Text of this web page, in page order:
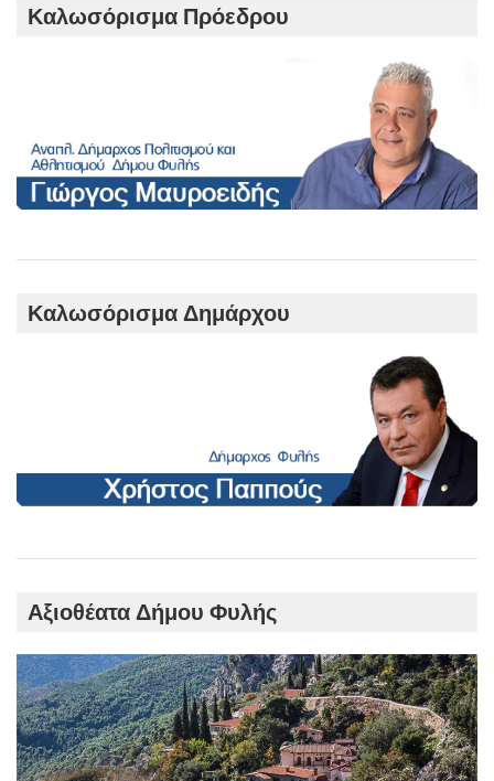
Καλωσόρισμα Πρόεδρου
Καλωσόρισμα Δημάρχου
Αξιοθέατα Δήμου Φυλής